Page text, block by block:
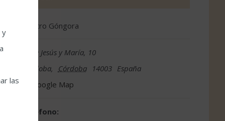
Teatro Góngora
Calle Jesús y María, 10
Córdoba, Córdoba 14003 España
Google Map
Teléfono:
y
las